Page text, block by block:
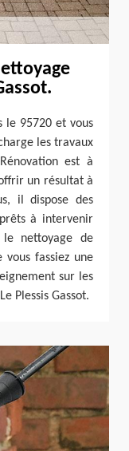
le 95720 et vous
les travaux
est à
un résultat à
il dispose des
à intervenir
nettoyage de
fassiez une
sur les
Plessis Gassot.